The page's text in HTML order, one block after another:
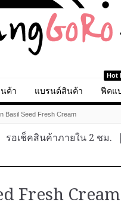
ค้า แบรนด์สินค้า
Hot
ฟีคแ
Basil Seed Fresh Cream
รอเช็คสินค้าภายใน 2 ชม.
Fresh Cream